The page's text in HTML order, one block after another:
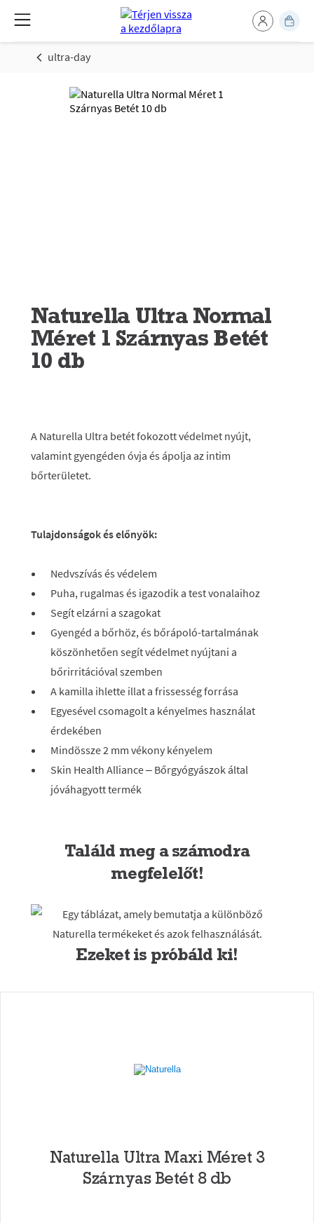
ultra-day
Naturella Ultra Normal
Méret 1 Szárnyas Betét
10 db
A Naturella Ultra betét fokozott védelmet nyújt,
valamint gyengéden óvja és ápolja az intim
bőrterületet.
Tulajdonságok és előnyök:
Nedvszívás és védelem
Puha, rugalmas és igazodik a test vonalaihoz
Segít elzárni a szagokat
Gyengéd a bőrhöz, és bőrápoló-tartalmának
köszönhetően segít védelmet nyújtani a
bőrirritációval szemben
A kamilla ihlette illat a frissesség forrása
Egyesével csomagolt a kényelmes használat
érdekében
Mindössze 2 mm vékony kényelem
Skin Health Alliance – Bőrgyógyászok által
jóváhagyott termék
Találd meg a számodra
megfelelőt!
Ezeket is próbáld ki!
Naturella Ultra Maxi Méret 3
Szárnyas Betét 8 db